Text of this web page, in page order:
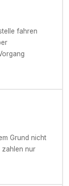
fahren
Grund nicht
zahlen nur